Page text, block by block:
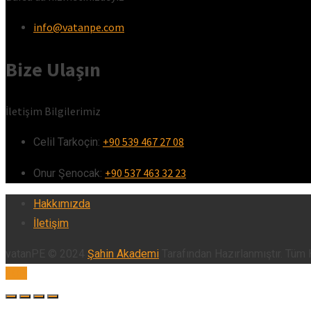
info@vatanpe.com
Bize Ulaşın
İletişim Bilgilerimiz
Celil Tarkoçin:ㅤ +90 539 467 27 08
Onur Şenocak:‎‎‎‎ㅤ +90 537 463 32 23
Hakkımızda
İletişim
Şahin Akademi